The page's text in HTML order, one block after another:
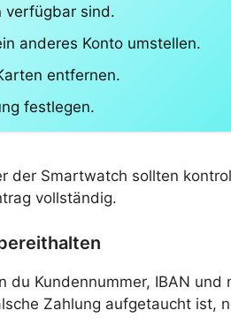
verfügbar sind.
anderes Konto umstellen.
entfernen.
festlegen.
der Smartwatch sollten
vollständig.
du Kundennummer, IBAN
Zahlung aufgetaucht ist,